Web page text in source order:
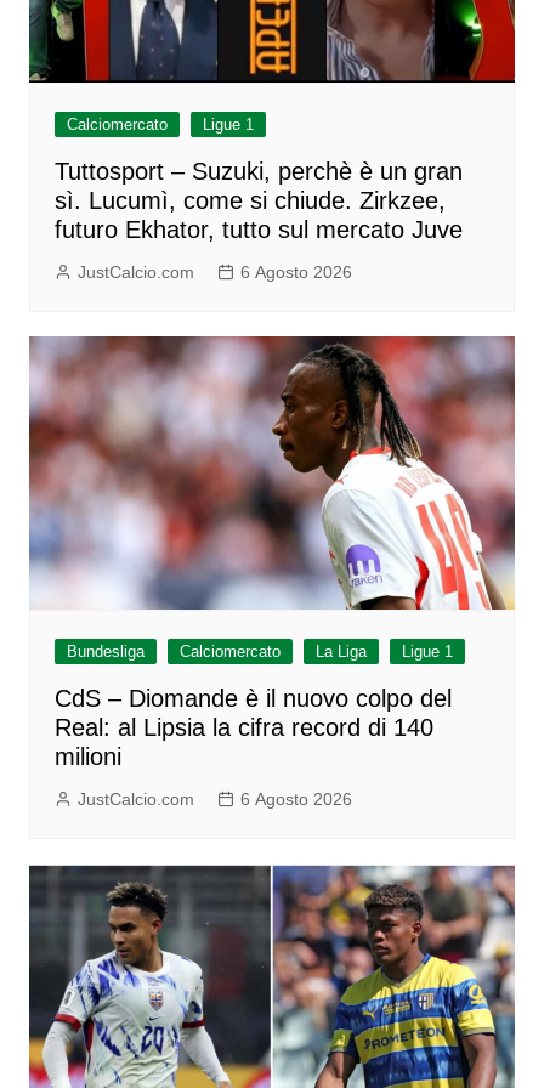
Calciomercato Ligue 1
Tuttosport – Suzuki, perchè è un gran
sì. Lucumì, come si chiude. Zirkzee,
futuro Ekhator, tutto sul mercato Juve
JustCalcio.com 6 Agosto 2026
Bundesliga Calciomercato La Liga Ligue 1
CdS – Diomande è il nuovo colpo del
Real: al Lipsia la cifra record di 140
milioni
JustCalcio.com 6 Agosto 2026